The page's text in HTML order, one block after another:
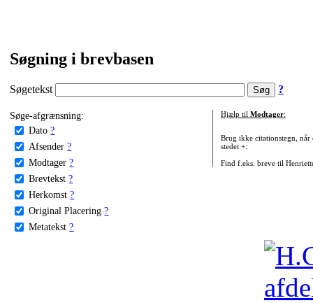
Søgning i brevbasen
Søgetekst ?
Søge-afgrænsning:
Dato ?
Afsender ?
Modtager ?
Brevtekst ?
Herkomst ?
Original Placering ?
Metatekst ?
Hjælp til Modtager:
Brug ikke citationstegn, når
stedet +:
Find f.eks. breve til